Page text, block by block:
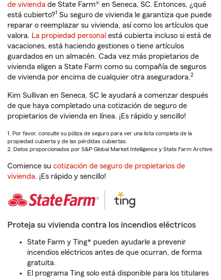
de vivienda de State Farm® en Seneca, SC. Entonces, ¿qué
está cubierto?1 Su seguro de vivienda le garantiza que puede
reparar o reemplazar su vivienda, así como los artículos que
valora. La propiedad personal está cubierta incluso si está de
vacaciones, está haciendo gestiones o tiene artículos
guardados en un almacén. Cada vez más propietarios de
vivienda eligen a State Farm como su compañía de seguros
de vivienda por encima de cualquier otra aseguradora.2
Kim Sullivan en Seneca, SC le ayudará a comenzar después
de que haya completado una cotización de seguro de
propietarios de vivienda en línea. ¡Es rápido y sencillo!
1. Por favor, consulte su póliza de seguro para ver una lista completa de la
propiedad cubierta y de las pérdidas cubiertas.
2. Datos proporcionados por S&P Global Market Intelligence y State Farm Archive.
Comience su cotización de seguro de propietarios de
vivienda. ¡Es rápido y sencillo!
Proteja su vivienda contra los incendios eléctricos
State Farm y Ting* pueden ayudarle a prevenir
incendios eléctricos antes de que ocurran, de forma
gratuita.
El programa Ting solo está disponible para los titulares